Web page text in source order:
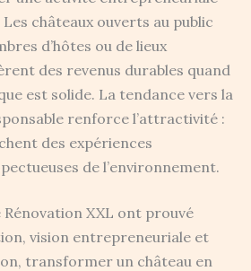
châteaux ouverts au public
d’hôtes ou de lieux
des revenus durables quand
est solide. La tendance vers la
renforce l’attractivité :
des expériences
de l’environnement.
XXL ont prouvé
vision entrepreneuriale et
transformer un château en